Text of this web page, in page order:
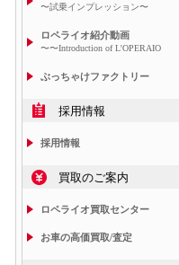
〜試乗インプレッション〜
ロペライオ紹介動画
〜〜Introduction of L'OPERAIO
ぶっちゃけファクトリー
採用情報
採用情報
買取のご案内
ロペライオ買取センター
お車の高価買取/査定